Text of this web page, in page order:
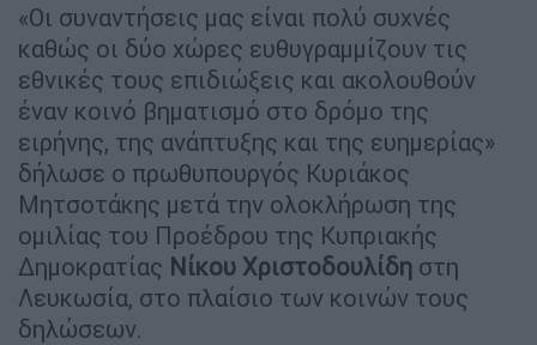
«Οι συναντήσεις μας είναι πολύ συχνές
καθώς οι δύο χώρες ευθυγραμμίζουν τις
εθνικές τους επιδιώξεις και ακολουθούν
έναν κοινό βηματισμό στο δρόμο της
ειρήνης, της ανάπτυξης και της ευημερίας»
δήλωσε ο πρωθυπουργός Κυριάκος
Μητσοτάκης μετά την ολοκλήρωση της
ομιλίας του Προέδρου της Κυπριακής
Δημοκρατίας Νίκου Χριστοδουλίδη στη
Λευκωσία, στο πλαίσιο των κοινών τους
δηλώσεων.